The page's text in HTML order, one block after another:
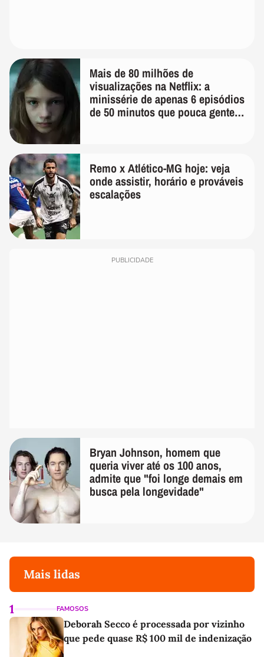
Mais de 80 milhões de
visualizações na Netflix: a
minissérie de apenas 6 episódios
de 50 minutos que pouca gente
Remo x Atlético-MG hoje: veja
onde assistir, horário e prováveis
escalações
PUBLICIDADE
Bryan Johnson, homem que
queria viver até os 100 anos,
admite que "foi longe demais em
busca pela longevidade"
Mais lidas
1 FAMOSOS
Deborah Secco é processada por vizinho
que pede quase R$ 100 mil de indenização